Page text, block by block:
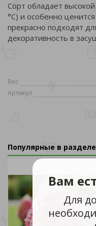
Вам
Для
Сорт обладает
°C) и особенно
прекрасно подходят
декоративность в
Вес
Артикул
Популярные в разделе